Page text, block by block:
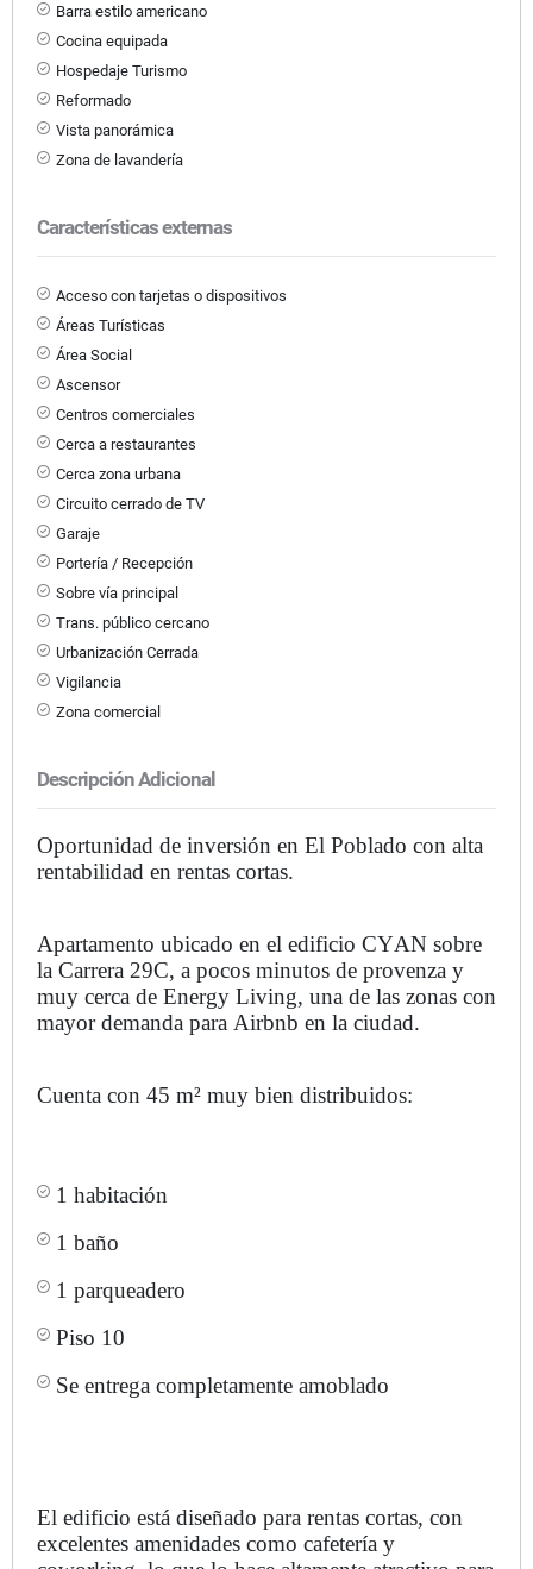
Barra estilo americano
Cocina equipada
Hospedaje Turismo
Reformado
Vista panorámica
Zona de lavandería
Características externas
Acceso con tarjetas o dispositivos
Áreas Turísticas
Área Social
Ascensor
Centros comerciales
Cerca a restaurantes
Cerca zona urbana
Circuito cerrado de TV
Garaje
Portería / Recepción
Sobre vía principal
Trans. público cercano
Urbanización Cerrada
Vigilancia
Zona comercial
Descripción Adicional
Oportunidad de inversión en El Poblado con alta
rentabilidad en rentas cortas.
Apartamento ubicado en el edificio CYAN sobre
la Carrera 29C, a pocos minutos de provenza y
muy cerca de Energy Living, una de las zonas con
mayor demanda para Airbnb en la ciudad.
Cuenta con 45 m² muy bien distribuidos:
1 habitación
1 baño
1 parqueadero
Piso 10
Se entrega completamente amoblado
El edificio está diseñado para rentas cortas, con
excelentes amenidades como cafetería y